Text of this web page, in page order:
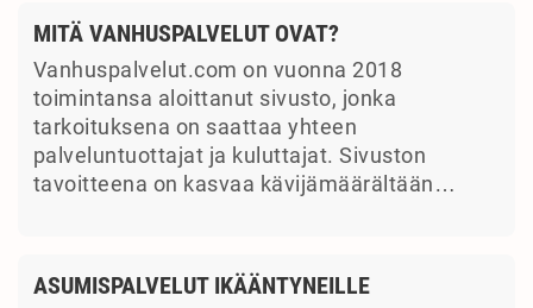
MITÄ VANHUSPALVELUT OVAT?
Vanhuspalvelut.com on vuonna 2018
toimintansa aloittanut sivusto, jonka
tarkoituksena on saattaa yhteen
palveluntuottajat ja kuluttajat. Sivuston
tavoitteena on kasvaa kävijämäärältään…
ASUMISPALVELUT IKÄÄNTYNEILLE